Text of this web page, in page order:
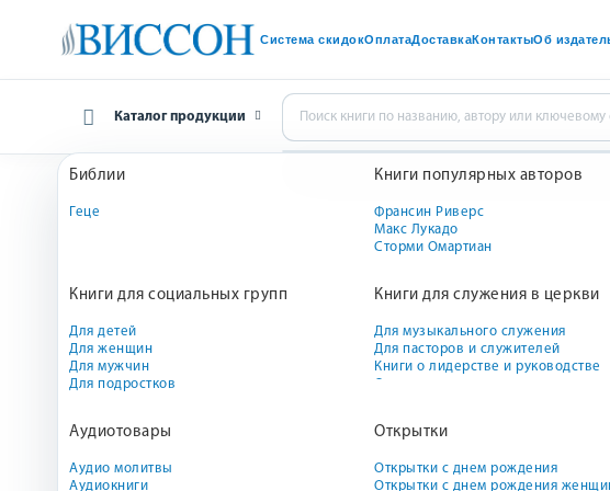
Система скидокОплатаДоставкаКонтактыОб
Каталог продукции
Библии
Геце
Книги популярных авторов
Франсин Риверс
Макс Лукадо
Сторми Омартиан
Книги для социальных групп
Для детей
Для женщин
Для мужчин
Для подростков
Книги для служения в церкви
Для музыкального служения
Для пасторов и служителей
Книги о лидерстве и руководстве
О евангелизации
школ
Аудиотовары
Аудио молитвы
Аудиокниги
Открытки
Открытки с днем рождения
Открытки с днем рождения
Главная Prasso. Путь духовного
Prasso.
Эдди Зданио